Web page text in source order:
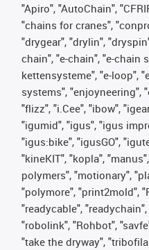
"Apiro", "AutoChain",
"chains for cranes",
"drygear", "drylin",
chain", "e-chain", "e-chain
kettensysteme", "e-loop",
systems", "enjoyneering",
"flizz", "i.Cee", "ibow",
"igumid", "igus", "igus
"igus:bike", "igusGO",
"kineKIT", "kopla",
polymers", "motionary",
"polymore", "print2mold",
"readycable",
"robolink", "Rohbot",
"take the dryway",